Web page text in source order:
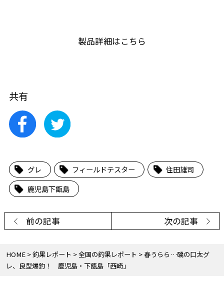
HOME 釣果レポート 全国の釣果レポート
春うらら…磯の口太グ
レ、良型爆釣！ 鹿児島・下甑島「西崎」
製品詳細はこちら
共有
グレ フィールドテスター
住田雄司
鹿児島下甑島
前の記事 次の記事